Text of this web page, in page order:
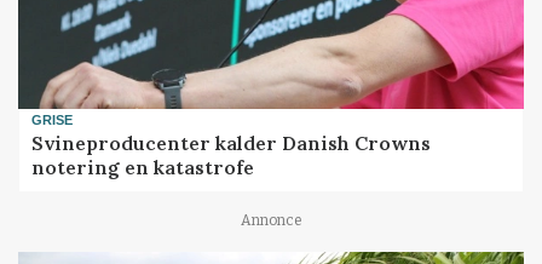
GRISE
Svineproducenter kalder Danish Crowns
notering en katastrofe
Annonce